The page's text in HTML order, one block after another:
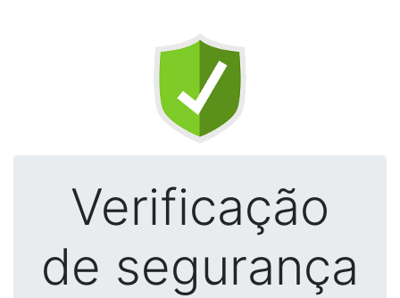
Verificação
de segurança